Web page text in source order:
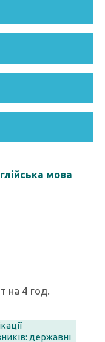
мова
на 4 год.
державні